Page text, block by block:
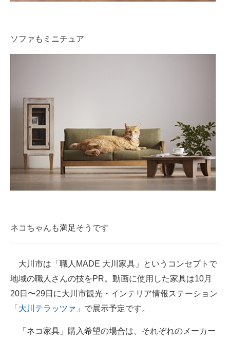
ソファもミニチュア
ネコちゃんも満足そうです
大川市は「職人MADE 大川家具」というコンセプトで
地域の職人さんの技をPR。動画に使用した家具は10月
20日〜29日に大川市観光・インテリア情報ステーション
「 大川テラッツァ 」で展示予定です。
「ネコ家具」購入希望の場合は、それぞれのメーカー